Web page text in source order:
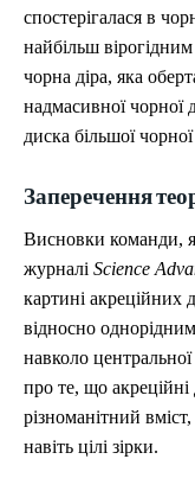
спостерігалася в
найбільш
чорна діра, яка
надмасивної чорної
диска більшої
Заперечення
Висновки команди,
журналі Science
картині акреційних
відносно
навколо центральної
про те, що
різноманітний
навіть цілі зірки.